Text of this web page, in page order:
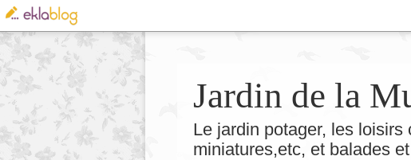
Jardin de la
Le jardin potager, les
miniatures,etc, et balades